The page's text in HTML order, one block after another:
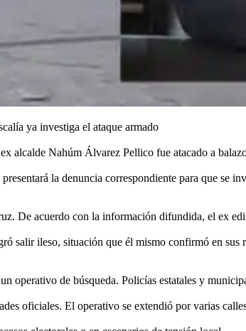
ya investiga el ataque armado
alcalde Nahúm Álvarez Pellico fue atacado a
la denuncia correspondiente para que se
De acuerdo con la información difundida, el ex
salir ileso, situación que él mismo confirmó en sus
operativo de búsqueda. Policías estatales y
oficiales. El operativo se extendió por varias